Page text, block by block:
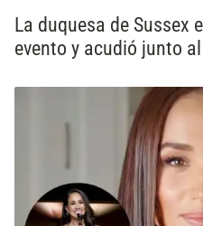
La duquesa de Sussex
evento y acudió junto